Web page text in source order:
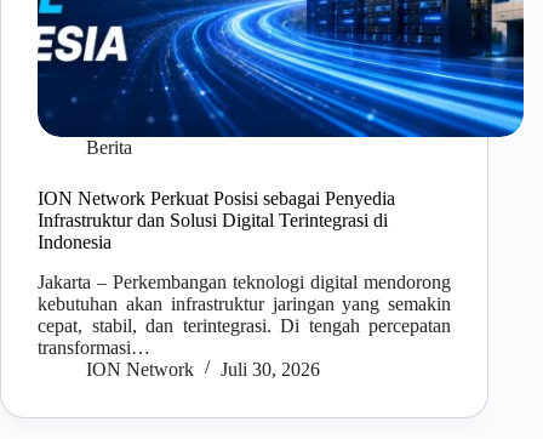
Berita
ION Network Perkuat Posisi sebagai Penyedia
Infrastruktur dan Solusi Digital Terintegrasi di
Indonesia
Jakarta – Perkembangan teknologi digital mendorong
kebutuhan akan infrastruktur jaringan yang semakin
cepat, stabil, dan terintegrasi. Di tengah percepatan
transformasi…
ION Network
Juli 30, 2026